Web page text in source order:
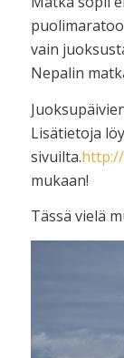
vain
Nepalin
Lisätietoja
sivuilta.
mukaan!
Tässä vielä